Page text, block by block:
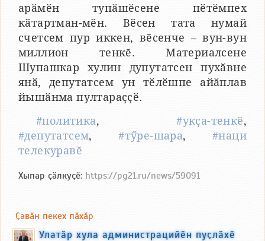
арӑмӗн тупӑшӗсене пӗтӗмпех
кӑтартман-мӗн. Вӗсен тата нумай
счетсем пур иккен, вӗсенче – вун-вун
миллион тенкӗ. Материалсене
Шупашкар хулин дупутатсен пухӑвне
янӑ, депутатсем ун тӗлӗшпе айӑплав
йышӑнма пултараҫҫӗ.
#политика,#укҫа-тенкӗ,
#депутатсем,#тӳре-шара, #наци
телекуравӗ
Хыпар ҫӑлкуҫӗ: https://pg21.ru/news/59091
Ҫавӑн пекех пӑхӑр
Улатӑр хула администрацийӗн пуҫлӑхӗ